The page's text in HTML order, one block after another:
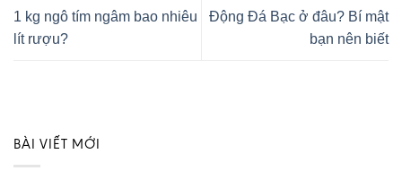
1 kg ngô tím ngâm bao nhiêu
lít rượu?
Động Đá Bạc ở đâu? Bí mật
bạn nên biết
BÀI VIẾT MỚI